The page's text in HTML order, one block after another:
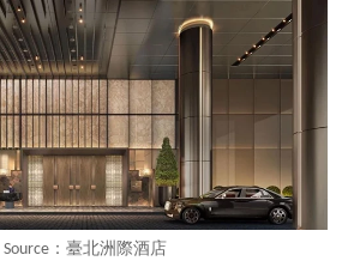
Source：臺北洲際酒店